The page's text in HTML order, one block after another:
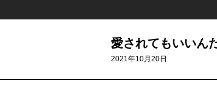
愛されてもいいん
2021年10月20日